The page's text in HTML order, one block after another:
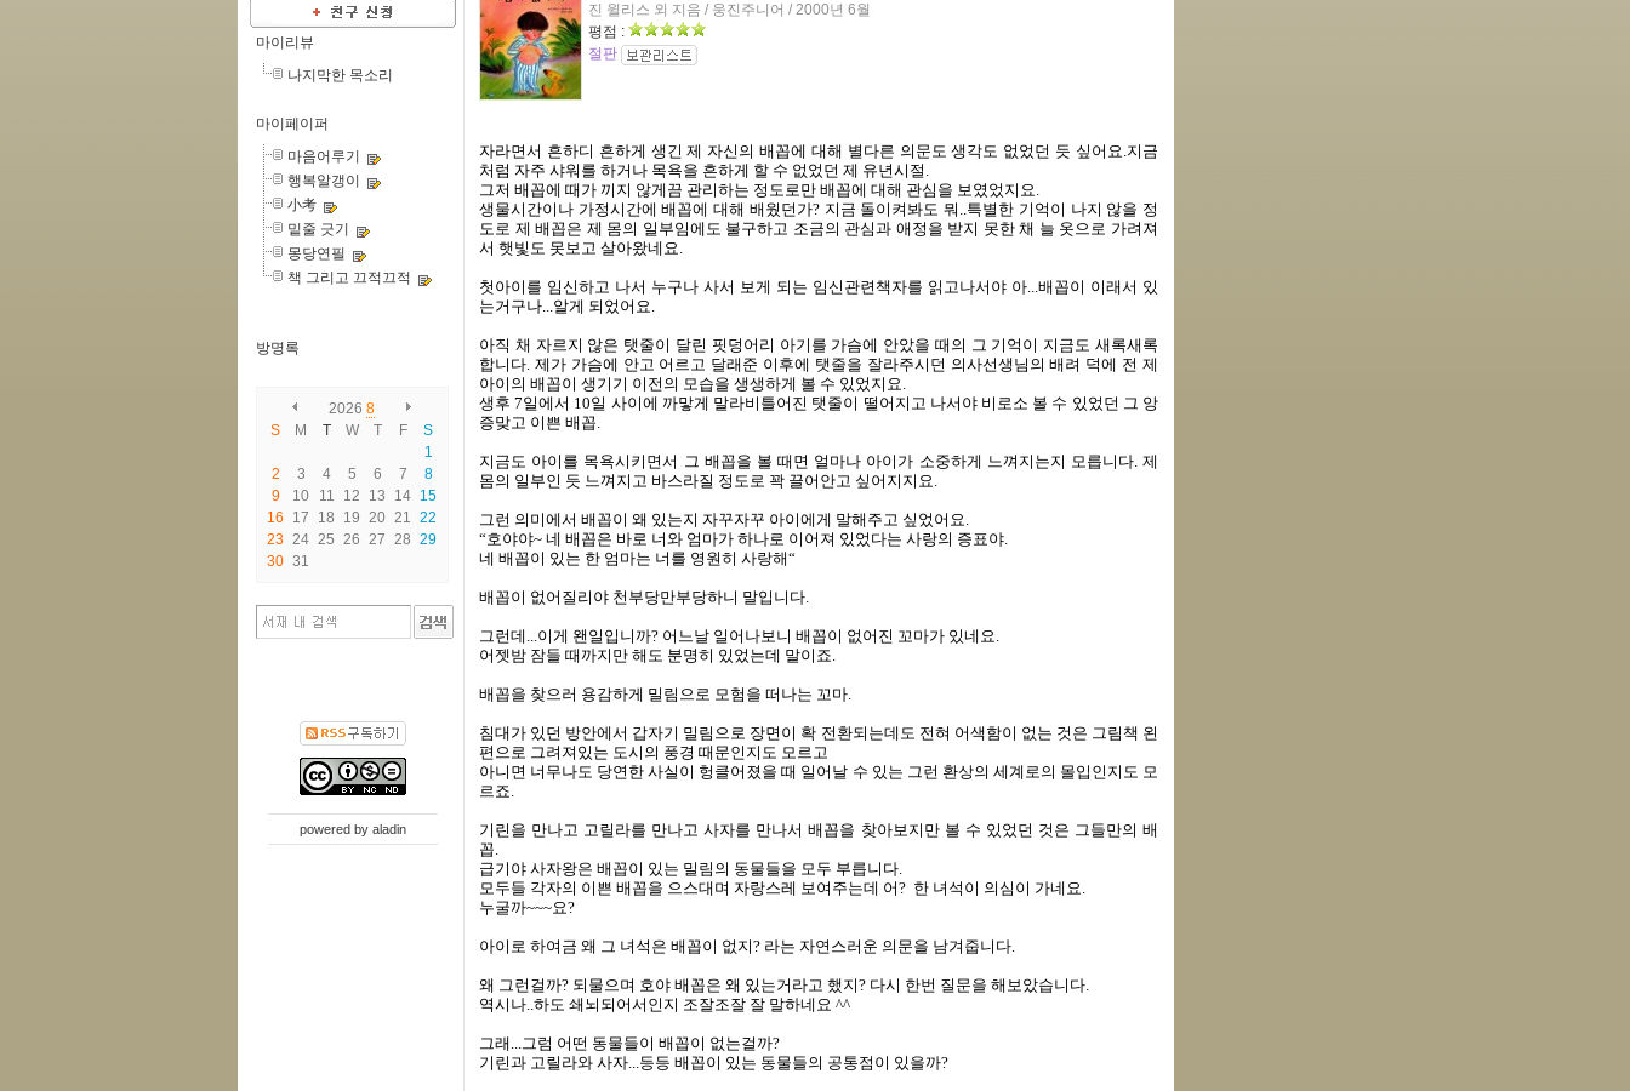
마이리뷰
나지막한 목소리
마이페이퍼
마음어루기
행복알갱이
小考
밑줄 긋기
몽당연필
책 그리고 끄적끄적
방명록
2026 8
S
M T W T F
S
1
2
3 4 5 6 7
8
9
10 11 12 13 14 15
16
17 18 19 20 21 22
23 24 25 26 27 28 29
30 31
powered by aladin
진 윌리스 외 지음 / 웅진주니어 / 2000년 6월
평점 :
절판
자라면서 흔하디 흔하게 생긴 제 자신의 배꼽에 대해 별다른 의문도 생각도 없었던 듯 싶어요.지금
처럼 자주 샤워를 하거나 목욕을 흔하게 할 수 없었던 제 유년시절.
그저 배꼽에 때가 끼지 않게끔 관리하는 정도로만 배꼽에 대해 관심을 보였었지요.
생물시간이나 가정시간에 배꼽에 대해 배웠던가? 지금 돌이켜봐도 뭐..특별한 기억이 나지 않을 정
도로 제 배꼽은 제 몸의 일부임에도 불구하고 조금의 관심과 애정을 받지 못한 채 늘 옷으로 가려져
서 햇빛도 못보고 살아왔네요.
첫아이를 임신하고 나서 누구나 사서 보게 되는 임신관련책자를 읽고나서야 아...배꼽이 이래서 있
는거구나...알게 되었어요.
아직 채 자르지 않은 탯줄이 달린 핏덩어리 아기를 가슴에 안았을 때의 그 기억이 지금도 새록새록
합니다. 제가 가슴에 안고 어르고 달래준 이후에 탯줄을 잘라주시던 의사선생님의 배려 덕에 전 제
아이의 배꼽이 생기기 이전의 모습을 생생하게 볼 수 있었지요.
생후 7일에서 10일 사이에 까맣게 말라비틀어진 탯줄이 떨어지고 나서야 비로소 볼 수 있었던 그 앙
증맞고 이쁜 배꼽.
지금도 아이를 목욕시키면서 그 배꼽을 볼 때면 얼마나 아이가 소중하게 느껴지는지 모릅니다. 제
몸의 일부인 듯 느껴지고 바스라질 정도로 꽉 끌어안고 싶어지지요.
그런 의미에서 배꼽이 왜 있는지 자꾸자꾸 아이에게 말해주고 싶었어요.
“호야야~ 네 배꼽은 바로 너와 엄마가 하나로 이어져 있었다는 사랑의 증표야.
네 배꼽이 있는 한 엄마는 너를 영원히 사랑해“
배꼽이 없어질리야 천부당만부당하니 말입니다.
그런데...이게 왠일입니까? 어느날 일어나보니 배꼽이 없어진 꼬마가 있네요.
어젯밤 잠들 때까지만 해도 분명히 있었는데 말이죠.
배꼽을 찾으러 용감하게 밀림으로 모험을 떠나는 꼬마.
침대가 있던 방안에서 갑자기 밀림으로 장면이 확 전환되는데도 전혀 어색함이 없는 것은 그림책 왼
편으로 그려져있는 도시의 풍경 때문인지도 모르고
아니면 너무나도 당연한 사실이 헝클어졌을 때 일어날 수 있는 그런 환상의 세계로의 몰입인지도 모
르죠.
기린을 만나고 고릴라를 만나고 사자를 만나서 배꼽을 찾아보지만 볼 수 있었던 것은 그들만의 배
꼽.
급기야 사자왕은 배꼽이 있는 밀림의 동물들을 모두 부릅니다.
모두들 각자의 이쁜 배꼽을 으스대며 자랑스레 보여주는데 어? 한 녀석이 의심이 가네요.
누굴까~~~요?
아이로 하여금 왜 그 녀석은 배꼽이 없지? 라는 자연스러운 의문을 남겨줍니다.
왜 그런걸까? 되물으며 호야 배꼽은 왜 있는거라고 했지? 다시 한번 질문을 해보았습니다.
역시나..하도 쇄뇌되어서인지 조잘조잘 잘 말하네요 ^^
그래...그럼 어떤 동물들이 배꼽이 없는걸까?
기린과 고릴라와 사자...등등 배꼽이 있는 동물들의 공통점이 있을까?